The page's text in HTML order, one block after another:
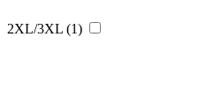
2XL/3XL (1)